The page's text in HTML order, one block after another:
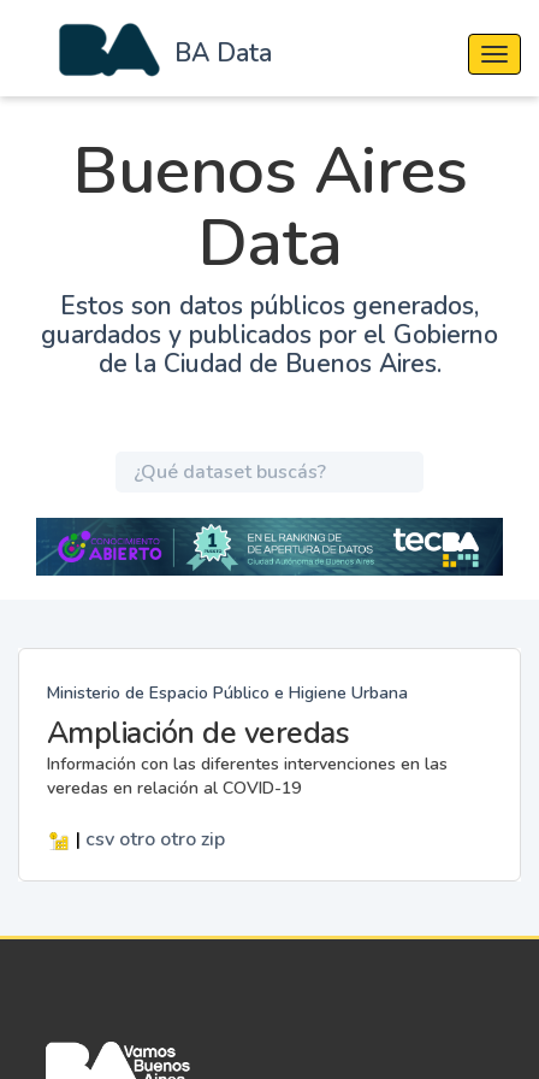
BA Data
Buenos Aires
Data
Estos son datos públicos generados,
guardados y publicados por el Gobierno
de la Ciudad de Buenos Aires.
Ministerio de Espacio Público e Higiene Urbana
Ampliación de veredas
Información con las diferentes intervenciones en las
veredas en relación al COVID-19
| csv otro otro zip